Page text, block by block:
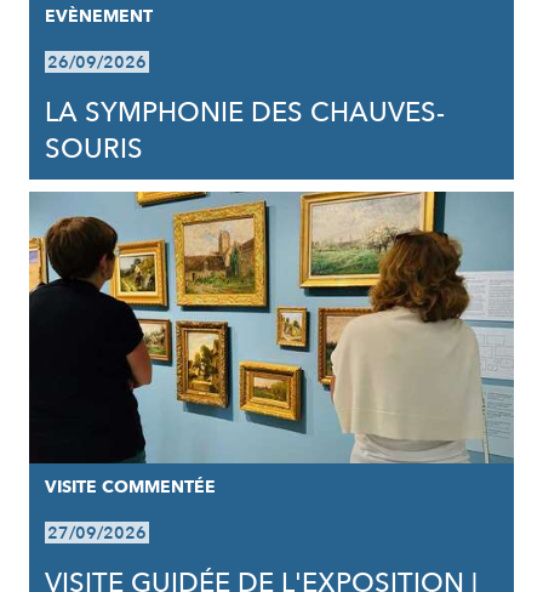
EVÈNEMENT
26/09/2026
LA SYMPHONIE DES CHAUVES-
SOURIS
VISITE COMMENTÉE
27/09/2026
VISITE GUIDÉE DE L'EXPOSITION |